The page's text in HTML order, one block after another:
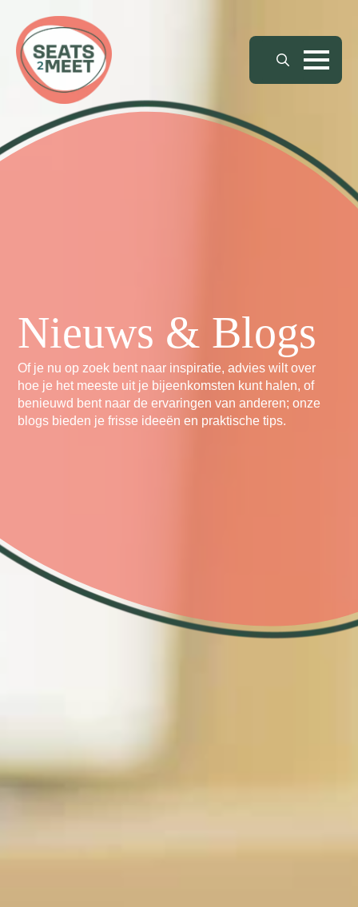
Search
Nieuws & Blogs
Of je nu op zoek bent naar inspiratie, advies wilt over
hoe je het meeste uit je bijeenkomsten kunt halen, of
benieuwd bent naar de ervaringen van anderen; onze
blogs bieden je frisse ideeën en praktische tips.